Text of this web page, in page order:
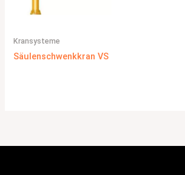
Kransysteme
Säulenschwenkkran VS